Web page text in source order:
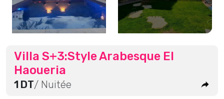
Villa S+3:style Arabesque El
Haoueria
1 DT/ Nuitée